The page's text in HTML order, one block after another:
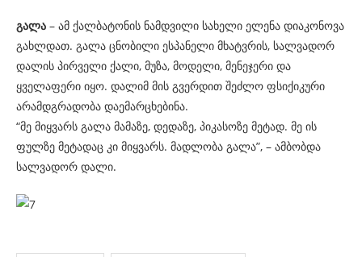
გალა – ამ ქალბატონის ნამდვილი სახელი ელენა დიაკონოვა
გახლდათ. გალა ცნობილი ესპანელი მხატვრის, სალვადორ
დალის პირველი ქალი, მუზა, მოდელი, მენეჯერი და
ყველაფერი იყო. დალიმ მის გვერდით შეძლო ფსიქიკური
არამდგრადობა დაემარცხებინა.
“მე მიყვარს გალა მამაზე, დედაზე, პიკასოზე მეტად. მე ის
ფულზე მეტადაც კი მიყვარს. მადლობა გალა”, – ამბობდა
სალვადორ დალი.